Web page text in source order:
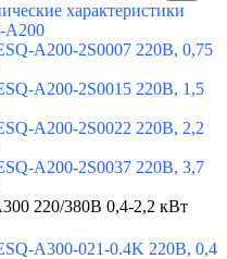
характеристики
A200
A200-2S0007 220В, 0,75
A200-2S0015 220В, 1,5
A200-2S0022 220В, 2,2
A200-2S0037 220В, 3,7
220/380В 0,4-2,2 кВт
A300-021-0.4K 220В, 0,4